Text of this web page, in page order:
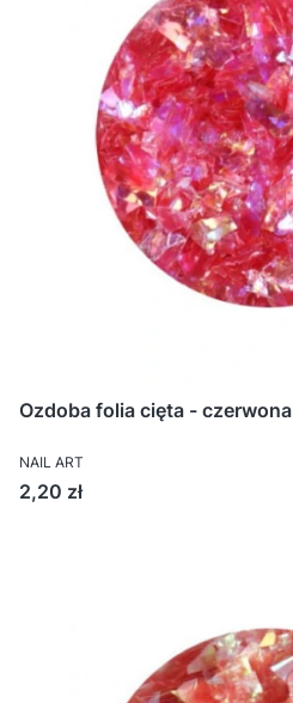
Ozdoba folia cięta - czerwona
NAIL ART
Cena
2,20 zł